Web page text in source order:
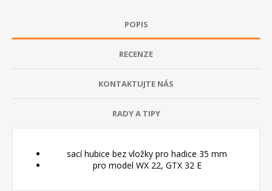
POPIS
RECENZE
KONTAKTUJTE NÁS
RADY A TIPY
sací hubice bez vložky pro hadice 35 mm
pro model WX 22, GTX 32 E